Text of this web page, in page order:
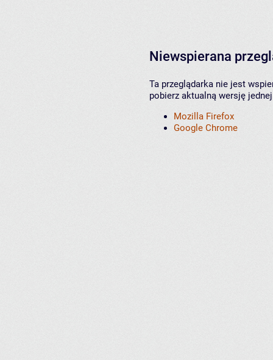
Niewspierana
Ta przeglądarka nie jest
pobierz aktualną wersję
Mozilla Firefox
Google Chrome